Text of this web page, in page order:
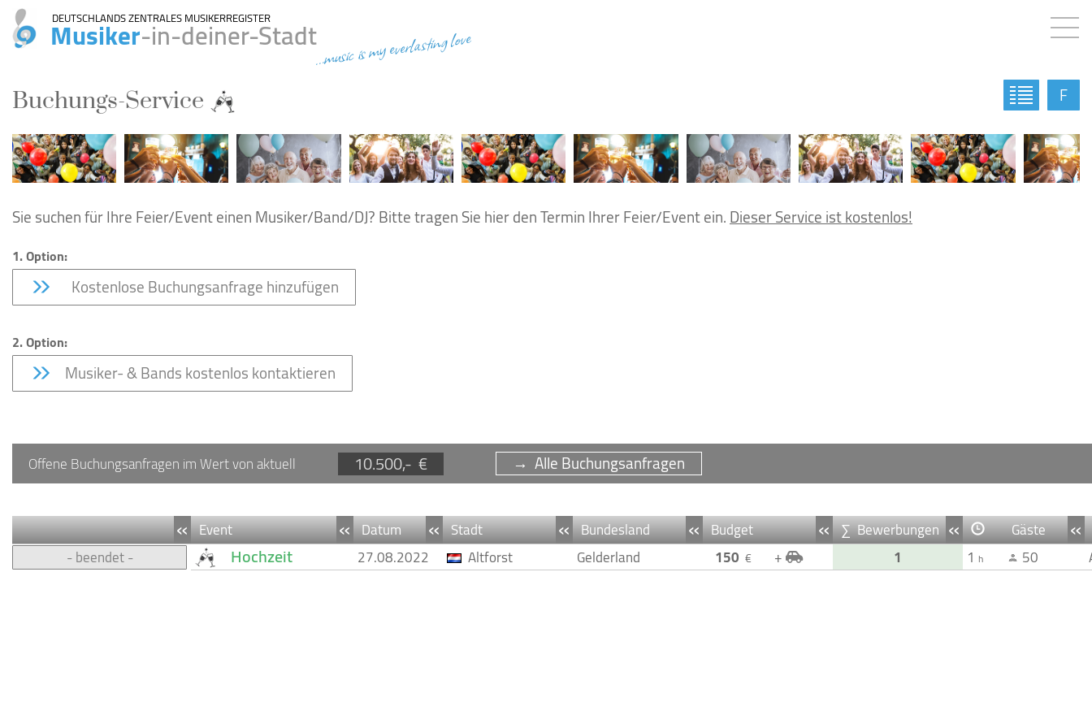
DEUTSCHLANDS ZENTRALES MUSIKERREGISTER
Musiker-in-deiner-Stadt...music is my everlasting love
Buchungs-Service F
Sie suchen für Ihre Feier/Event einen Musiker/Band/DJ? Bitte tragen Sie hier den Termin Ihrer Feier/Event ein.Dieser Service ist kostenlos!
1. Option:
Kostenlose Buchungsanfrage hinzufügen
2. Option:
Musiker- & Bands kostenlos kontaktieren
Offene Buchungsanfragen im Wert von aktuell 10.500,- € → Alle Buchungsanfragen
« «
Event «
Datum «
Stadt «
Bundesland «
Budget «
∑ Bewerbungen «
Gäste
- beendet -
Hochzeit 27.08.2022 Altforst Gelderland 150 € + 1 1 h 50